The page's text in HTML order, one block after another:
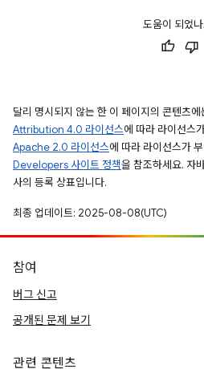
도움이 되었
달리 명시되지 않는 한 이 페이지의 콘텐츠에
Attribution 4.0 라이선스에 따라 라이선스
Apache 2.0 라이선스에 따라 라이선스가
Developers 사이트 정책을 참조하세요. 자
사의 등록 상표입니다.
최종 업데이트: 2025-08-08(UTC)
참여
버그 신고
공개된 문제 보기
관련 콘텐츠